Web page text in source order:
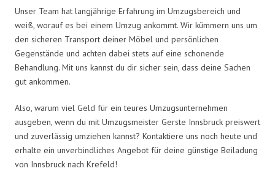
Unser Team hat langjährige Erfahrung im Umzugsbereich und
weiß, worauf es bei einem Umzug ankommt. Wir kümmern uns um
den sicheren Transport deiner Möbel und persönlichen
Gegenstände und achten dabei stets auf eine schonende
Behandlung. Mit uns kannst du dir sicher sein, dass deine Sachen
gut ankommen.
Also, warum viel Geld für ein teures Umzugsunternehmen
ausgeben, wenn du mit Umzugsmeister Gerste Innsbruck preiswert
und zuverlässig umziehen kannst? Kontaktiere uns noch heute und
erhalte ein unverbindliches Angebot für deine günstige Beiladung
von Innsbruck nach Krefeld!